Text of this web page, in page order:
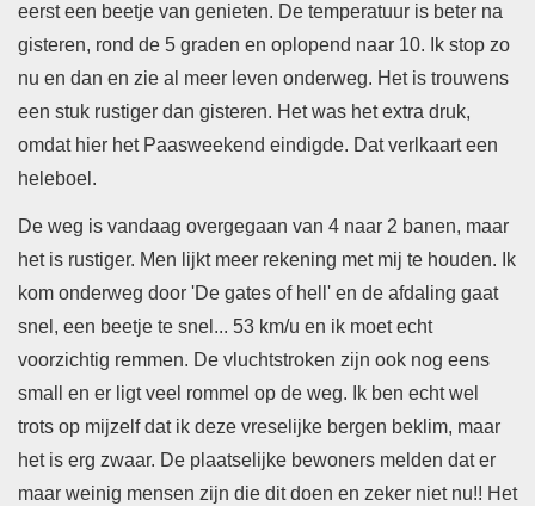
eerst een beetje van genieten. De temperatuur is beter na
gisteren, rond de 5 graden en oplopend naar 10.
Ik stop zo
nu en dan en zie al meer leven onderweg. Het is trouwens
een stuk rustiger dan gisteren. Het was het extra druk,
omdat hier het Paasweekend eindigde. Dat verlkaart een
heleboel.
De weg is vandaag overgegaan van 4 naar 2 banen, maar
het is rustiger. Men lijkt meer rekening met mij te houden.
Ik
kom onderweg door 'De gates of hell' en de afdaling gaat
snel, een beetje te snel... 53 km/u en ik moet echt
voorzichtig remmen. De vluchtstroken zijn ook nog eens
small en er ligt veel rommel op de weg.
Ik ben echt wel
trots op mijzelf dat ik deze vreselijke bergen beklim, maar
het is erg zwaar. De plaatselijke bewoners melden dat er
maar weinig mensen zijn die dit doen en zeker niet nu!! Het